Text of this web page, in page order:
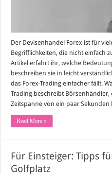
Der Devisenhandel Forex ist für
Begrifflichkeiten, die nicht einfach
Artikel erfahrt ihr, welche
beschreiben sie in leicht
das Forex-Trading einfacher fällt.
Trading beschreibt
Zeitspanne von ein paar Sekunden
Read More »
Für Einsteiger: Tipps
Golfplatz